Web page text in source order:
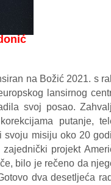
na Božić 2021. s
lansirnog
svoj posao.
putanje,
svoju misiju oko 20
projekt
bilo je rečeno da
dva desetljeća